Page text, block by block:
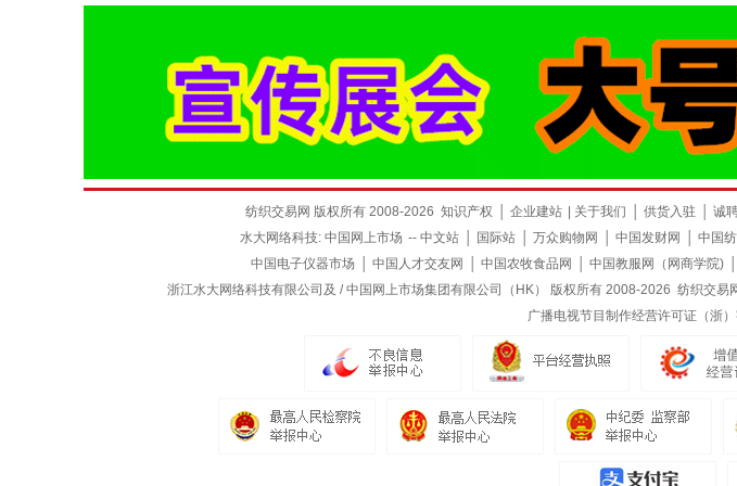
面料
白坯 298仿醋酸半光八枚缎 雪纺仿
立即购买
全棉帆布
立即购买
￥25.00
触摸屏全自动超声波面料分条机卷
帘垂帘无尘裁切不散边切割设备
立即购买
￥4999.00